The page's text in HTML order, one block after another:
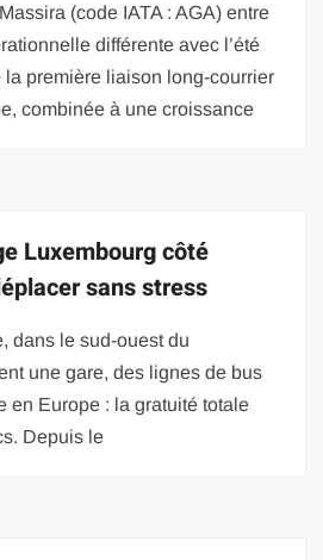
(code IATA : AGA) entre
différente avec l’été
la première liaison long-courrier
combinée à une croissance
Luxembourg côté
sans stress
dans le sud-ouest du
une gare, des lignes de bus
en Europe : la gratuité totale
Depuis le